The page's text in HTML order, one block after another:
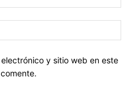
y sitio web en este